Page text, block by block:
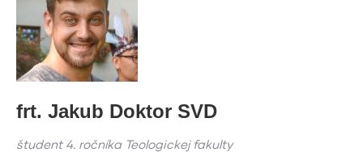
frt. Jakub Doktor SVD
študent 4. ročníka Teologickej fakulty